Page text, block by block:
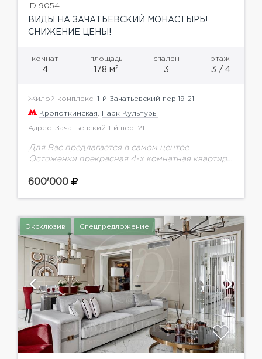
ID 9054
ВИДЫ НА ЗАЧАТЬЕВСКИЙ МОНАСТЫРЬ!
СНИЖЕНИЕ ЦЕНЫ!
комнат
4
площадь
178 м2
спален
3
этаж
3 / 4
Жилой комплекс: 1-й Зачатьевский пер.19-21
Кропоткинская Парк Культуры
Адрес: Зачатьевский 1-й пер. 21
Для Вас предлагается в самом центре
Остоженки прекрасная 4-х комнатная квартира
тренажерным залом. Планировка: гостиная-
600'000
Эксклюзив Спецпредложение